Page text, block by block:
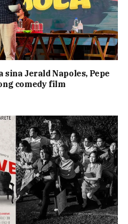
sina Jerald Napoles, Pepe
comedy film